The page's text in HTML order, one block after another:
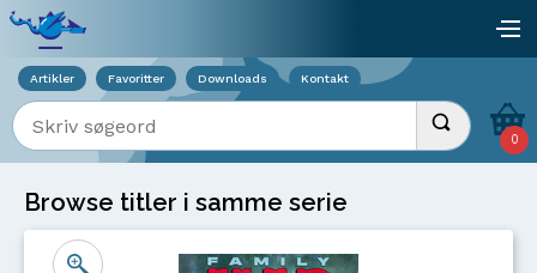
Artikler Favoritter Downloads Kontakt
Indtast søgeord Udfør søgning
0
Browse titler i samme serie
Viser overlay for indkøbskurv